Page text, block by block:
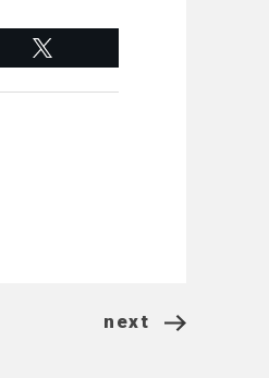
next